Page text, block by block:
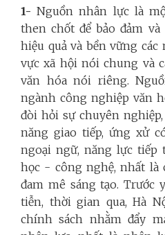
1-Nguồn nhân lực là
then chốt để bảo đảm
hiệu quả và bền vững
vực xã hội nói chung và
văn hóa nói riêng.
ngành công nghiệp văn
đòi hỏi sự chuyên
năng giao tiếp, ứng xử
ngoại ngữ, năng lực tiếp
học - công nghệ, nhất là
đam mê sáng tạo. Trước
tiễn, thời gian qua, Hà
chính sách nhằm đẩy